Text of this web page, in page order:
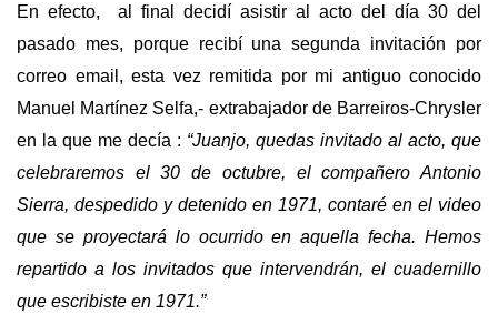
En efecto, al final decidí asistir al acto del día 30 del
pasado mes, porque recibí una segunda invitación por
correo email, esta vez remitida por mi antiguo conocido
Manuel Martínez Selfa,- extrabajador de Barreiros-Chrysler
en la que me decía : “Juanjo, quedas invitado al acto, que
celebraremos el 30 de octubre, el compañero Antonio
Sierra, despedido y detenido en 1971, contaré en el video
que se proyectará lo ocurrido en aquella fecha. Hemos
repartido a los invitados que intervendrán, el cuadernillo
que escribiste en 1971.”